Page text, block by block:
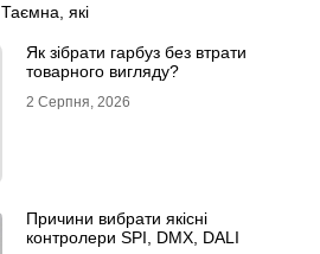
Таємна які
Як зібрати гарбуз без втрати
товарного вигляду?
2 Серпня, 2026
Причини вибрати якісні
контролери SPI, DMX, DALI